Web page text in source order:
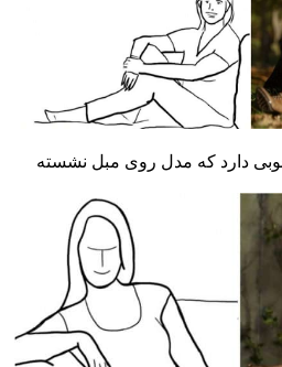
دارد که مدل روی مبل نشسته